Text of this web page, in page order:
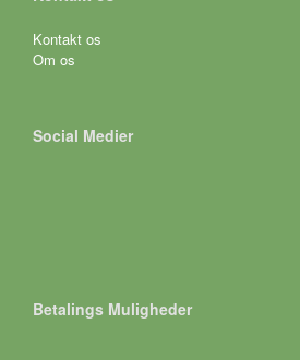
Kontakt os
Om os
Social Medier
Betalings Muligheder